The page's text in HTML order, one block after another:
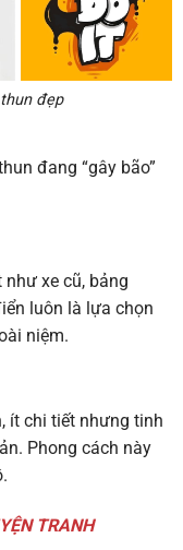
đẹp
đang “gây bão”
xe cũ, bảng
luôn là lựa chọn
niệm.
ít chi tiết nhưng tinh
Phong cách này
TRANH